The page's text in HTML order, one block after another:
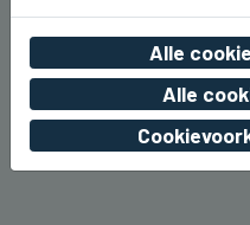
VIVENKAPELLE
Sam Gooris
barbecue KLJ
Vivenkapelle
wo 05 augustus 2026,
Alle
Alle